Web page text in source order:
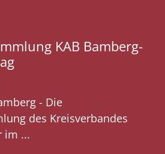
KAB Bamberg-
- Die
des Kreisverbandes
im ...